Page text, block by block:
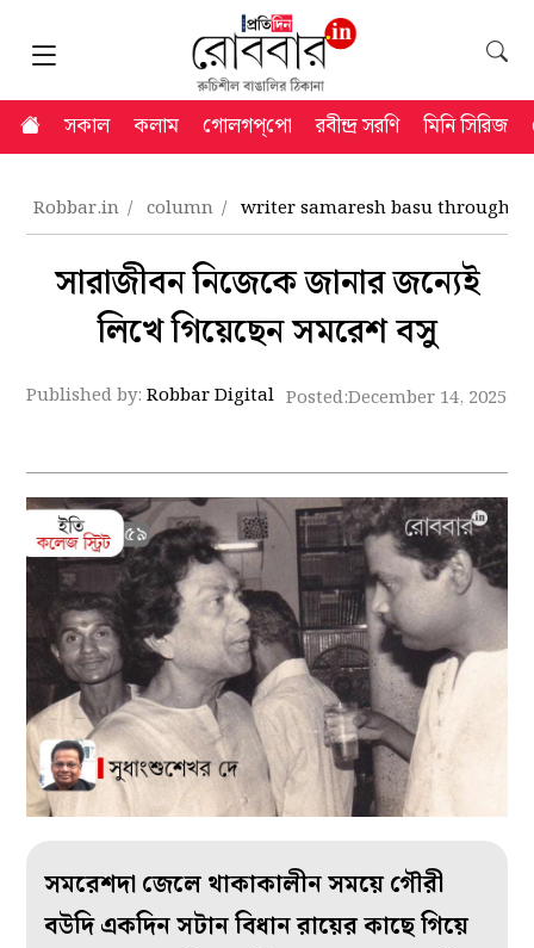
সকাল কলাম গোলগপ্‌পো রবীন্দ্র সরণি মিনি সিরিজ
Robbar.in column writer samaresh basu through
সারাজীবন নিজেকে জানার জন্যেই
লিখে গিয়েছেন সমরেশ বসু
Published by:Robbar Digital Posted:December 14, 2025
সমরেশদা জেলে থাকাকালীন সময়ে গৌরী
বউদি একদিন সটান বিধান রায়ের কাছে গিয়ে